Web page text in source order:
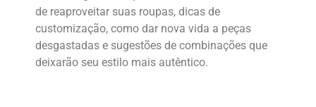
de reaproveitar suas roupas, dicas de
customização, como dar nova vida a peças
desgastadas e sugestões de combinações que
deixarão seu estilo mais autêntico.